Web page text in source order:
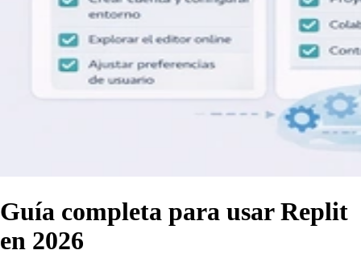
Guía completa para usar Replit
en 2026